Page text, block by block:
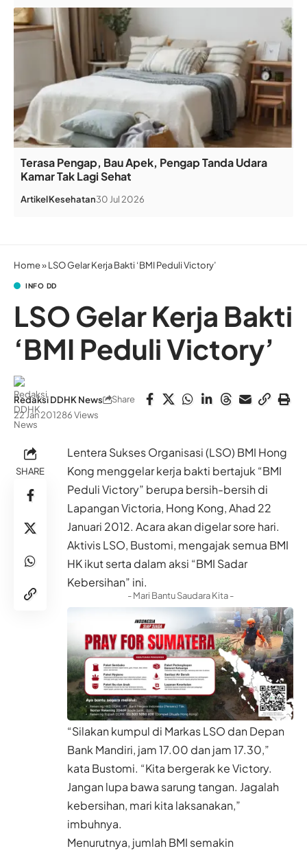
Terasa Pengap, Bau Apek, Pengap Tanda Udara
Kamar Tak Lagi Sehat
ArtikelKesehatan30 Jul 2026
Home»LSO Gelar Kerja Bakti ‘BMI Peduli Victory’
INFO DD
LSO Gelar Kerja Bakti
‘BMI Peduli Victory’
Redaksi DDHK News
22 Jan 201286 Views
Share
SHARE
Lentera Sukses Organisasi (LSO) BMI Hong
Kong menggelar kerja bakti bertajuk “BMI
Peduli Victory” berupa bersih-bersih di
Lapangan Victoria, Hong Kong, Ahad 22
Januari 2012. Acara akan digelar sore hari.
Aktivis LSO, Bustomi, mengajak semua BMI
HK ikut serta dalam aksi “BMI Sadar
Kebersihan” ini.
- Mari Bantu Saudara Kita -
“Silakan kumpul di Markas LSO dan Depan
Bank Mandiri, jam 17.00 dan jam 17.30,”
kata Bustomi. “Kita bergerak ke Victory.
Jangan lupa bawa sarung tangan. Jagalah
kebersihan, mari kita laksanakan,”
imbuhnya.
Menurutnya, jumlah BMI semakin